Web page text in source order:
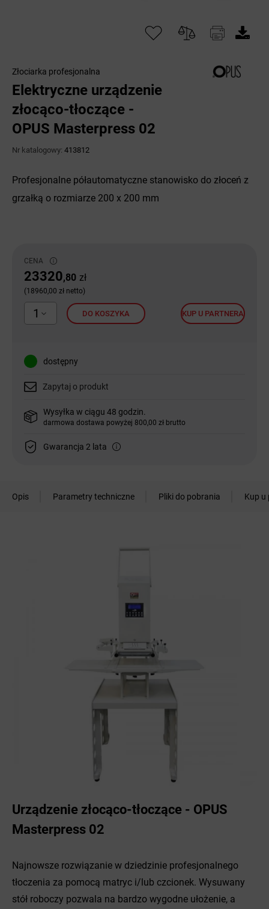
Złociarka profesjonalna
Elektryczne urządzenie
złocąco-tłoczące -
OPUS Masterpress 02
Nr katalogowy: 413812
CENA
23320,80 zł
(18960,00 zł netto)
1 DO KOSZYKA KUP U PARTNERA
dostępny
Zapytaj o produkt
Wysyłka w ciągu 48 godzin.
darmowa dostawa powyżej 800,00 zł brutto
Gwarancja 2 lata
Profesjonalne półautomatyczne stanowisko do złoceń z
grzałką o rozmiarze 200 x 200 mm
Opis Parametry techniczne Pliki do pobrania Kup u
Urządzenie złocąco-tłoczące - OPUS
Masterpress 02
Najnowsze rozwiązanie w dziedzinie profesjonalnego
tłoczenia za pomocą matryc i/lub czcionek. Wysuwany
stół roboczy pozwala na bardzo wygodne ułożenie, a